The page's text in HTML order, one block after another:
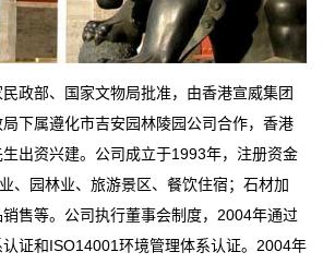
政部、国家文物局批准，由香港宣威集团
下属遵化市吉安园林陵园公司合作，香港
出资兴建。公司成立于1993年，注册资金
、园林业、旅游景区、餐饮住宿；石材加
售等。公司执行董事会制度，2004年通过
证和ISO14001环境管理体系认证。2004年